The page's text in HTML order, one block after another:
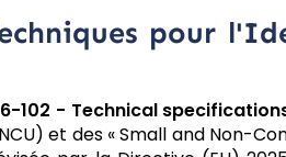
pour
102 - Technical
et des « Small and Non-